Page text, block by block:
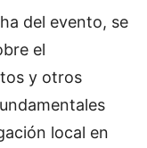
del evento, se
el
y otros
local en